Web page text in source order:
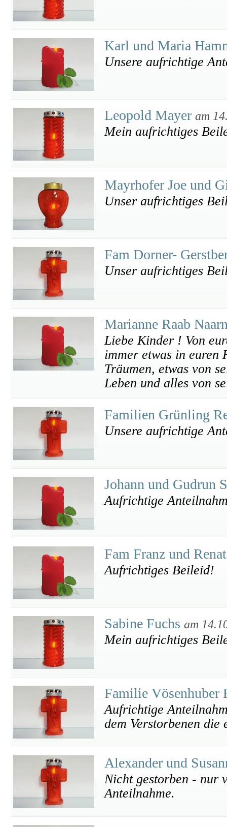
Karl und Maria
Unsere aufrichtige
Leopold Mayer am
Mein aufrichtiges
Mayrhofer Joe und
Unser aufrichtiges
Fam Dorner-
Unser aufrichtiges
Marianne Raab
Liebe Kinder ! Von
immer etwas in euren
Träumen, etwas von
Leben und alles von
Familien Grünling
Unsere aufrichtige
Johann und Gudrun
Aufrichtige
Fam Franz und
Aufrichtiges Beileid!
Sabine Fuchs am
Mein aufrichtiges
Familie Vösenhuber
Aufrichtige
dem Verstorbenen die
Alexander und
Nicht gestorben - nur
Anteilnahme.